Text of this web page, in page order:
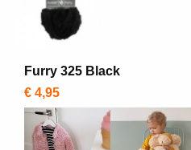
Furry 325 Black
€ 4,95